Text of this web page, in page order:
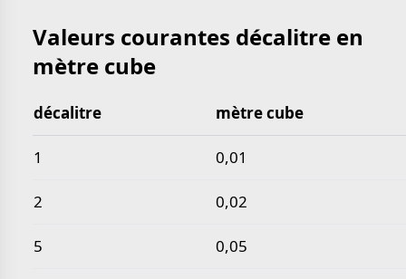
Valeurs courantes décalitre en
mètre cube
Valeurs courantes décalitre en mètre cube
décalitre mètre cube
1 0,01
2 0,02
5 0,05